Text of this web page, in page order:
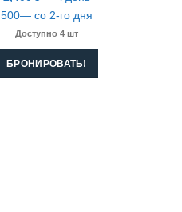
500— со 2-го дня
Доступно 4 шт
БРОНИРОВАТЬ!